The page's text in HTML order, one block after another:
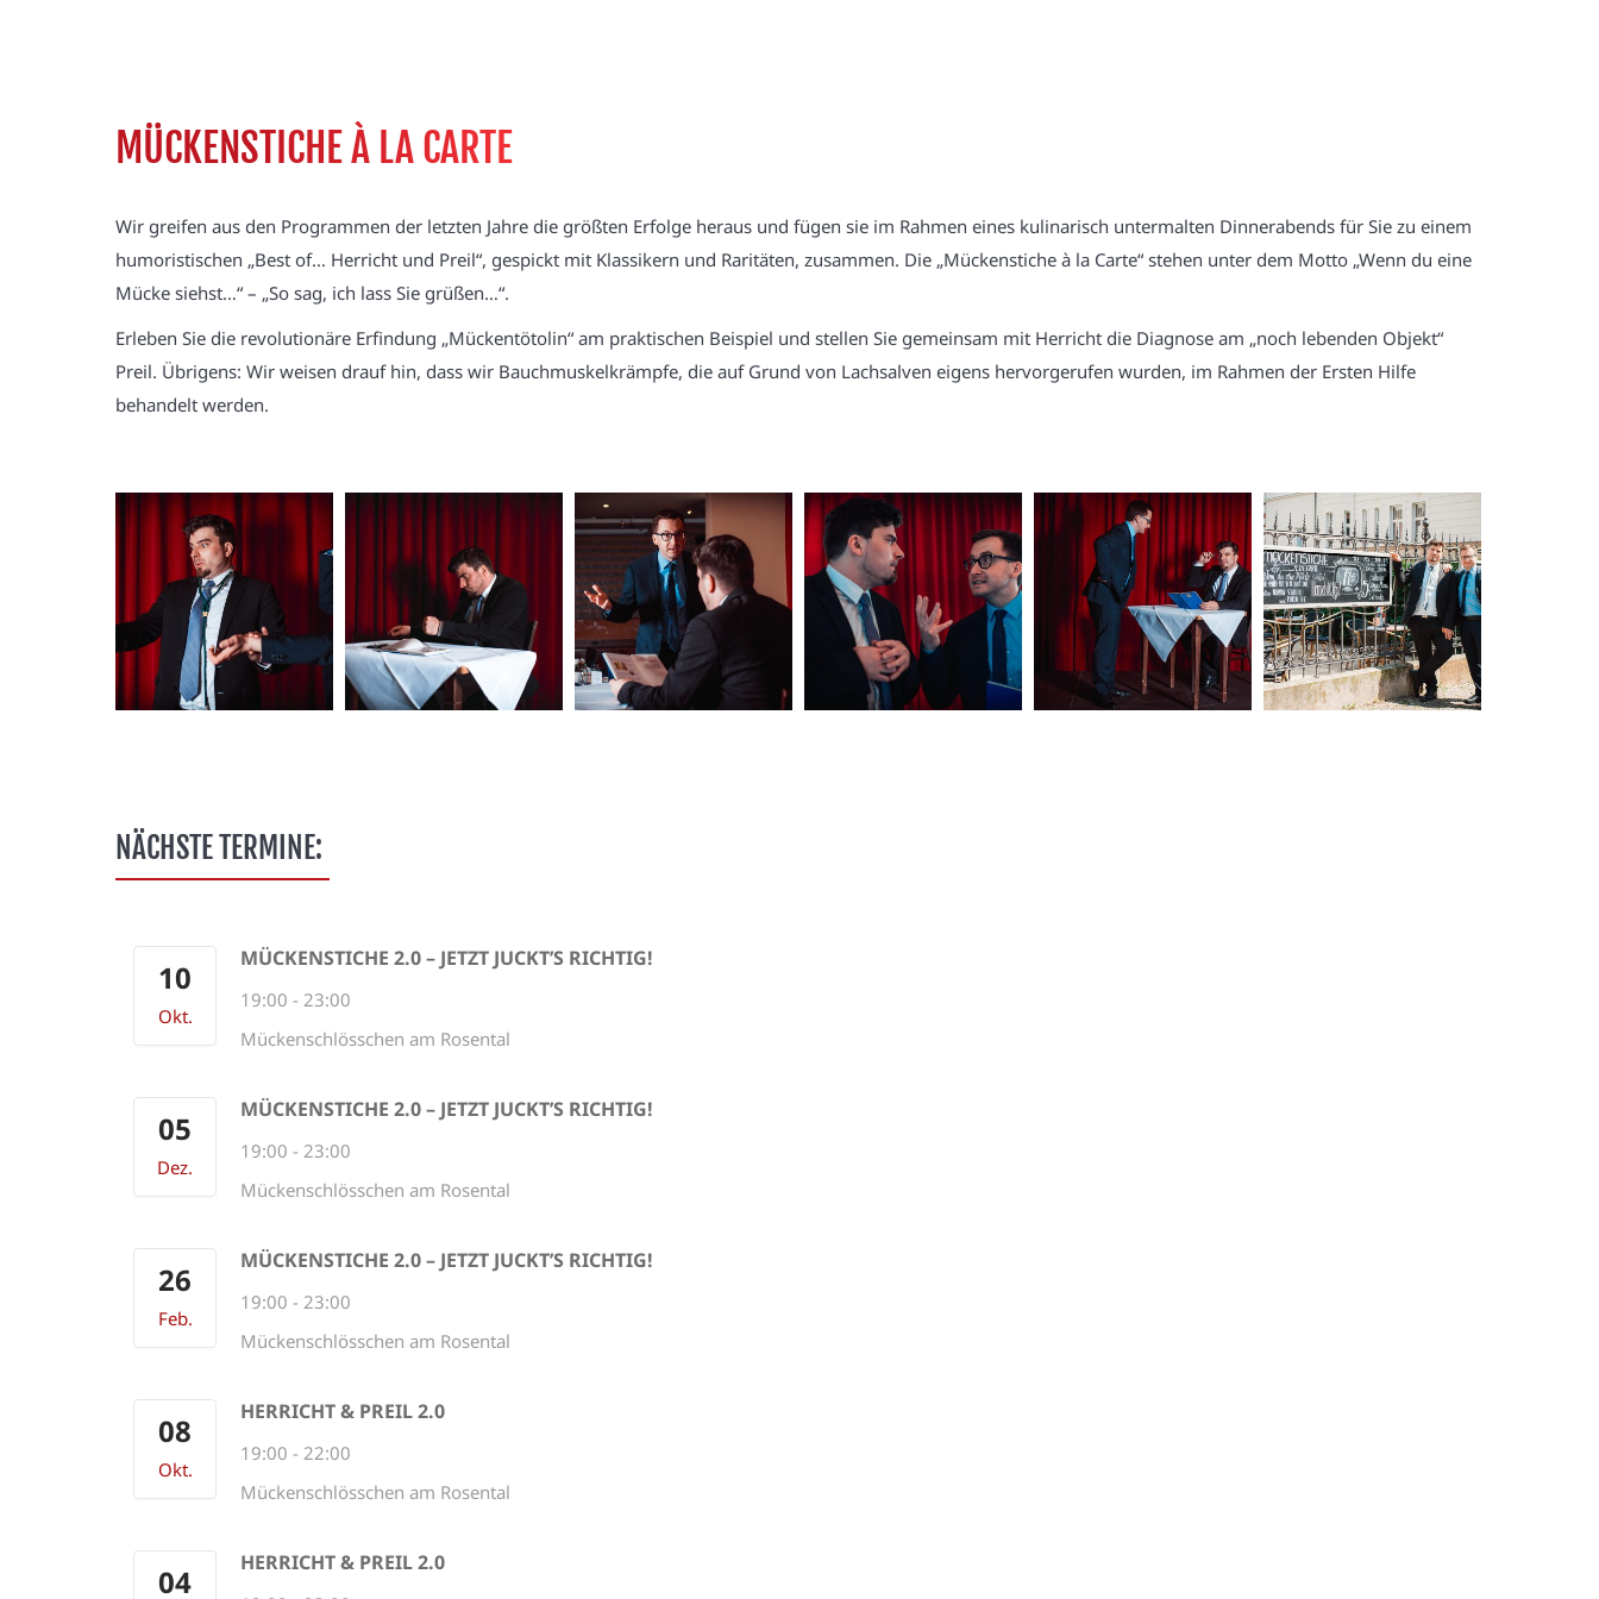
MÜCKENSTICHE À LA CARTE
Wir greifen aus den Programmen der letzten Jahre die größten Erfolge heraus und fügen sie im Rahmen eines kulinarisch untermalten Dinnerabends für Sie zu einem
humoristischen „Best of… Herricht und Preil“, gespickt mit Klassikern und Raritäten, zusammen. Die „Mückenstiche à la Carte“ stehen unter dem Motto „Wenn du eine
Mücke siehst…“ – „So sag, ich lass Sie grüßen…“.
Erleben Sie die revolutionäre Erfindung „Mückentötolin“ am praktischen Beispiel und stellen Sie gemeinsam mit Herricht die Diagnose am „noch lebenden Objekt“
Preil. Übrigens: Wir weisen drauf hin, dass wir Bauchmuskelkrämpfe, die auf Grund von Lachsalven eigens hervorgerufen wurden, im Rahmen der Ersten Hilfe
behandelt werden.
NÄCHSTE TERMINE:
10
Okt.
MÜCKENSTICHE 2.0 – JETZT JUCKT’S RICHTIG!
19:00 - 23:00
Mückenschlösschen am Rosental
05
Dez.
MÜCKENSTICHE 2.0 – JETZT JUCKT’S RICHTIG!
19:00 - 23:00
Mückenschlösschen am Rosental
26
Feb.
MÜCKENSTICHE 2.0 – JETZT JUCKT’S RICHTIG!
19:00 - 23:00
Mückenschlösschen am Rosental
08
Okt.
HERRICHT & PREIL 2.0
19:00 - 22:00
Mückenschlösschen am Rosental
04 HERRICHT & PREIL 2.0